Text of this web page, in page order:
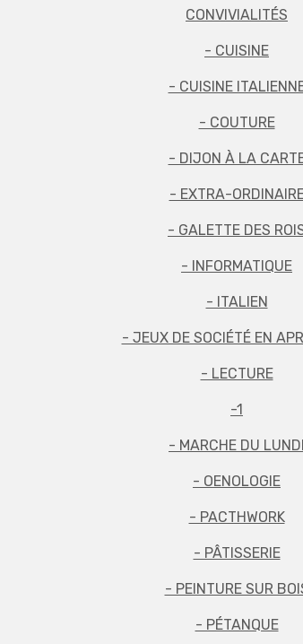
CONVIVIALITÉS
- CUISINE
- CUISINE
- COUTURE
- DIJON À LA
- EXTRA-
- GALETTE DES
- INFORMATIQUE
- ITALIEN
- JEUX DE SOCIÉTÉ EN
- LECTURE
-1
- MARCHE DU LUNDI
- OENOLOGIE
- PACTHWORK
- PÂTISSERIE
- PEINTURE SUR
- PÉTANQUE